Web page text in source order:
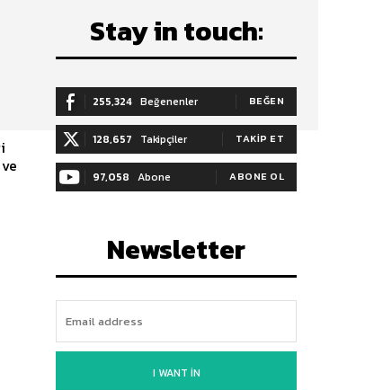
Stay in touch:
255,324 Beğenenler BEĞEN
128,657 Takipçiler TAKIP ET
97,058 Abone ABONE OL
Newsletter
I WANT IN